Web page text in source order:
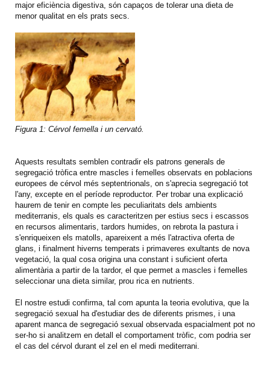
major eficiència digestiva, són capaços de tolerar una dieta de
menor qualitat en els prats secs.
Figura 1: Cérvol femella i un cervató.
Aquests resultats semblen contradir els patrons generals de
segregació tròfica entre mascles i femelles observats en poblacions
europees de cérvol més septentrionals, on s'aprecia segregació tot
l'any, excepte en el període reproductor. Per trobar una explicació
haurem de tenir en compte les peculiaritats dels ambients
mediterranis, els quals es caracteritzen per estius secs i escassos
en recursos alimentaris, tardors humides, on rebrota la pastura i
s'enriqueixen els matolls, apareixent a més l'atractiva oferta de
glans, i finalment hiverns temperats i primaveres exultants de nova
vegetació, la qual cosa origina una constant i suficient oferta
alimentària a partir de la tardor, el que permet a mascles i femelles
seleccionar una dieta similar, prou rica en nutrients.
El nostre estudi confirma, tal com apunta la teoria evolutiva, que la
segregació sexual ha d'estudiar des de diferents prismes, i una
aparent manca de segregació sexual observada espacialment pot no
ser-ho si analitzem en detall el comportament tròfic, com podria ser
el cas del cérvol durant el zel en el medi mediterrani.